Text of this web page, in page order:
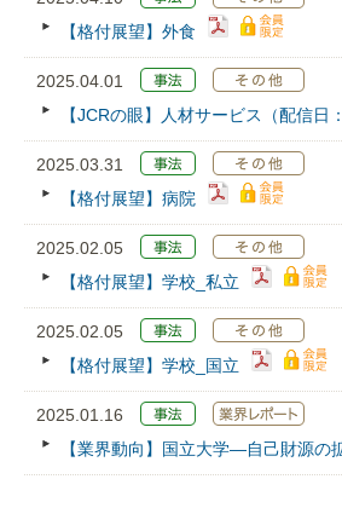
【格付展望】外食
2025.04.01
【JCRの眼】人材サービス（配信日
2025.03.31
【格付展望】病院
2025.02.05
【格付展望】学校_私立
2025.02.05
【格付展望】学校_国立
2025.01.16
【業界動向】国立大学―自己財源